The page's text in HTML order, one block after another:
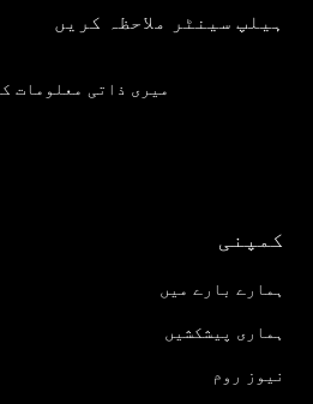
ہیلپ سینٹر ملاحظہ کریں
میری ذاتی معلومات
کمپنی
ہمارے بارے میں
ہماری پیشکشیں
نیوز روم